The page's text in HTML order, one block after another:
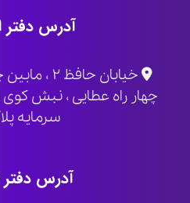
آدرس دفتر
خیابان
چهار راه عطایی ، نبش
سرمایه پلاک
آدرس دفتر